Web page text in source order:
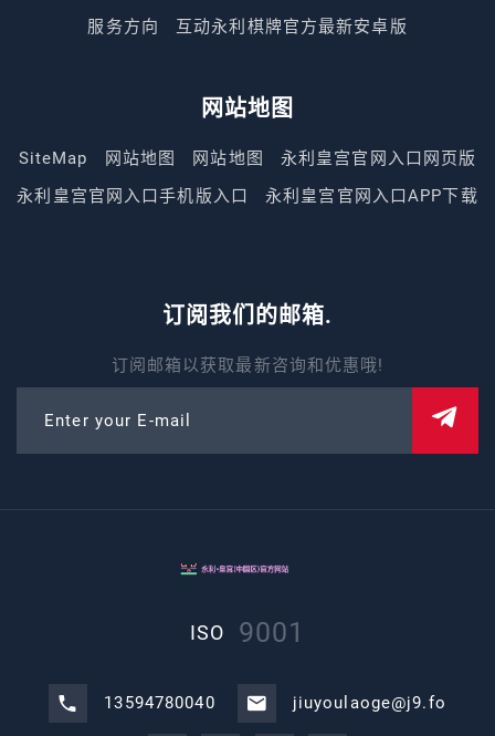
服务方向
互动永利棋牌官方最新安卓版
网站地图
SiteMap 网站地图 网站地图
永利皇宫官网入口网页版
永利皇宫官网入口手机版入口
永利皇宫官网入口APP下载
订阅我们的邮箱.
订阅邮箱以获取最新咨询和优惠哦!
Enter your E-mail
ISO 9001
13594780040 jiuyoulaoge@j9.fo